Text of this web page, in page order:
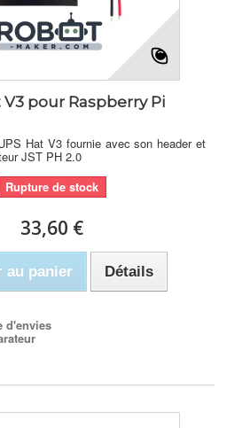
V3 pour Raspberry Pi
Hat V3 fournie avec son header et
JST PH 2.0
Rupture de stock
33,60 €
au panier Détails
d'envies